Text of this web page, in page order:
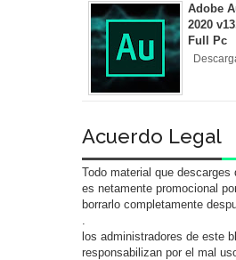
Adobe
2020
Full Pc
Acuerdo Legal
Todo material que descarges
es netamente promocional
borrarlo completamente
los administradores de este
responsabilizan por el mal